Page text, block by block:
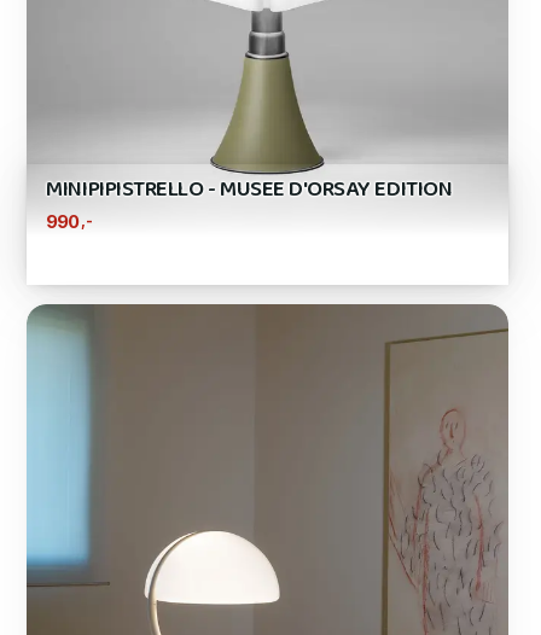
MINIPIPISTRELLO - MUSEE D'ORSAY EDITION
990 ,-